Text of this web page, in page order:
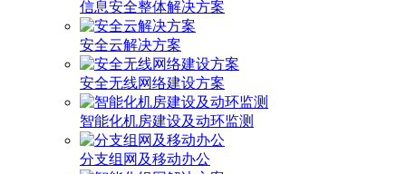
信息安全整体解决方案
安全云解决方案
安全无线网络建设方案
智能化机房建设及动环监测
分支组网及移动办公